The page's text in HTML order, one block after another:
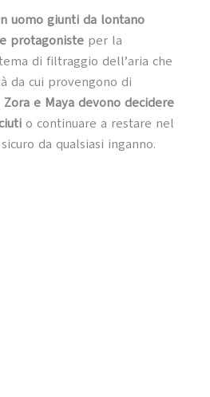
uomo giunti da lontano
protagonisteper la
di filtraggio dell’aria che
da cui provengono di
Zora e Maya devono decidere
o continuare a restare nel
da qualsiasi inganno.